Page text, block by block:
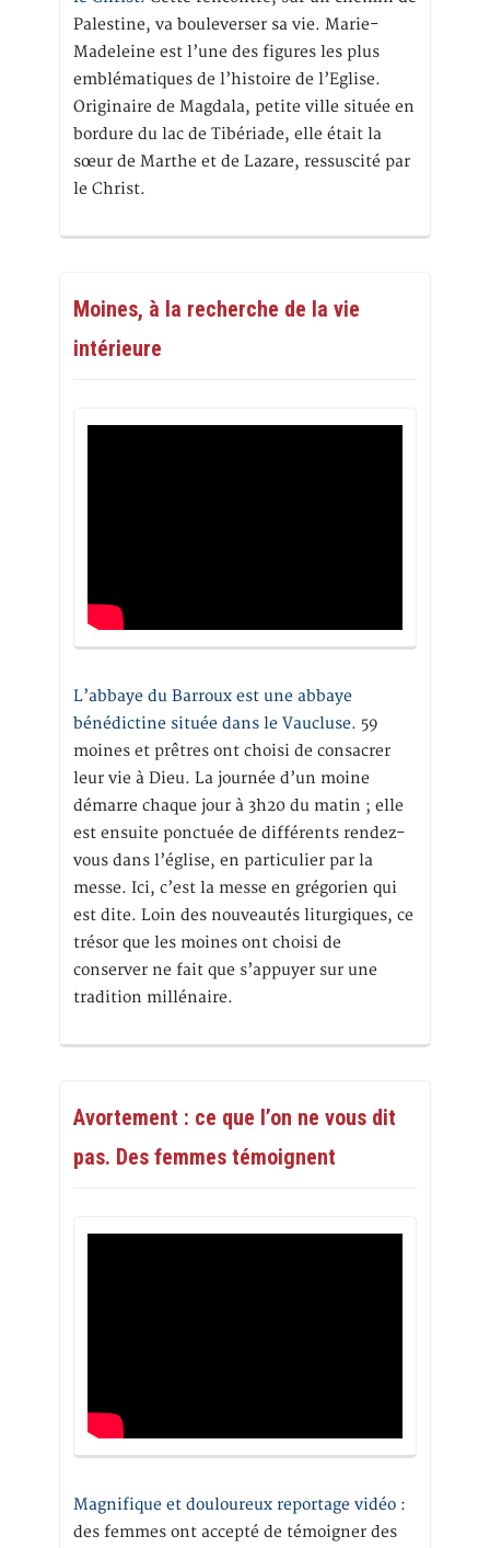
Palestine, va bouleverser sa vie. Marie-
Madeleine est l’une des figures les plus
emblématiques de l’histoire de l’Eglise.
Originaire de Magdala, petite ville située en
bordure du lac de Tibériade, elle était la
sœur de Marthe et de Lazare, ressuscité par
le Christ.
Moines, à la recherche de la vie
intérieure
L’abbaye du Barroux est une abbaye
bénédictine située dans le Vaucluse. 59
moines et prêtres ont choisi de consacrer
leur vie à Dieu. La journée d’un moine
démarre chaque jour à 3h20 du matin ; elle
est ensuite ponctuée de différents rendez-
vous dans l’église, en particulier par la
messe. Ici, c’est la messe en grégorien qui
est dite. Loin des nouveautés liturgiques, ce
trésor que les moines ont choisi de
conserver ne fait que s’appuyer sur une
tradition millénaire.
Avortement : ce que l’on ne vous dit
pas. Des femmes témoignent
Magnifique et douloureux reportage vidéo :
des femmes ont accepté de témoigner des